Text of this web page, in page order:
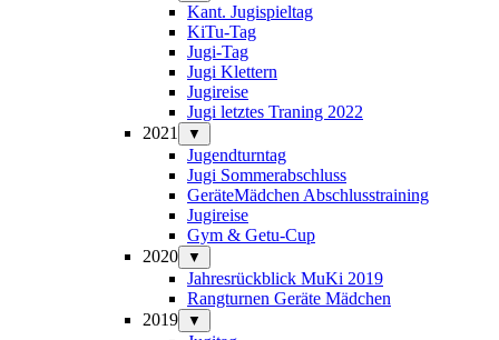
Kant. Jugispieltag
KiTu-Tag
Jugi-Tag
Jugi Klettern
Jugireise
Jugi letztes Traning 2022
2021
▼
Jugendturntag
Jugi Sommerabschluss
GeräteMädchen Abschlusstraining
Jugireise
Gym & Getu-Cup
2020
▼
Jahresrückblick MuKi 2019
Rangturnen Geräte Mädchen
2019
▼